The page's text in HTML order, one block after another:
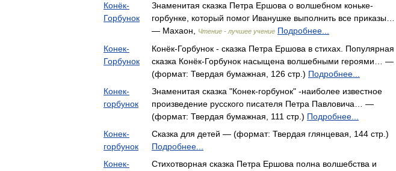
Конёк-
Горбунок
Знаменитая сказка Петра Ершова о волшебном коньке-
горбунке, который помог Иванушке выполнить все приказы…
— Махаон,
Чтение - лучшее учение Подробнее...
Конек-
Горбунок
Конёк-Горбунок - сказка Петра Ершова в стихах. Популярная
сказка Конёк-Горбунок насыщена волшебными героями… —
(формат: Твердая бумажная, 126 стр.) Подробнее...
Конек-
горбунок
Знаменитая сказка "Конек-горбунок" -наиболее известное
произведение русского писателя Петра Павловича… —
(формат: Твердая бумажная, 111 стр.) Подробнее...
Конек-
горбунок
Сказка для детей — (формат: Твердая глянцевая, 144 стр.)
Подробнее...
Конек-
Стихотворная сказка Петра Ершова полна волшебства и